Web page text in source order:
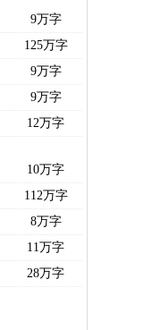
9万字
125万字
9万字
9万字
12万字
10万字
112万字
8万字
11万字
28万字